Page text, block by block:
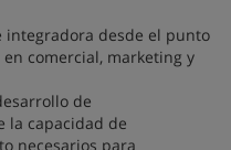
desde el punto
comercial, marketing y
de
la capacidad de
necesarios para